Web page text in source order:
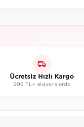
Ücretsiz Hızlı Kargo
999 TL+ alışverişlerde